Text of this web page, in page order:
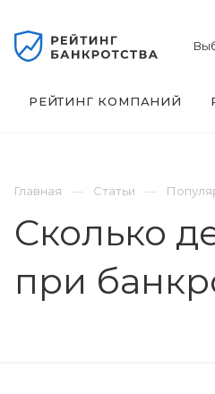
РЕЙТИНГ КОМПАНИЙ
Главная Статьи
Сколько
при